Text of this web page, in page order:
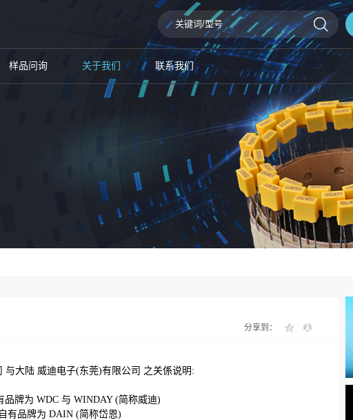
样品问询 关于我们 联系我们
分享到：
与大陆 威迪电子(东莞)有限公司 之关係说明:
品牌为 WDC 与 WINDAY (简称威迪)
自有品牌为 DAIN (简称岱恩)